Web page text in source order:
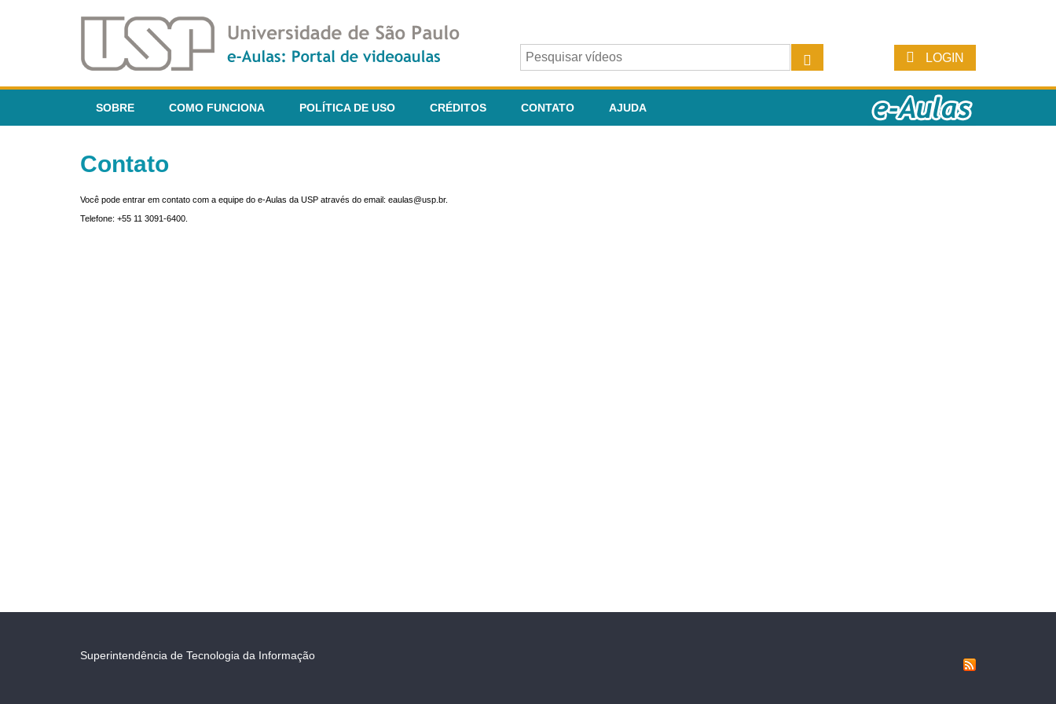
LOGIN
SOBRE COMO FUNCIONA POLÍTICA DE USO CRÉDITOS CONTATO AJUDA
Contato
Você pode entrar em contato com a equipe do e-Aulas da USP através do email: eaulas@usp.br.
Telefone: +55 11 3091-6400.
Superintendência de Tecnologia da Informação